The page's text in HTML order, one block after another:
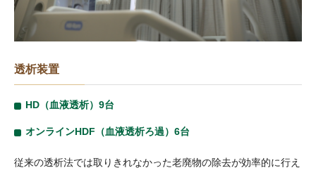
透析装置
HD（血液透析）9台
オンラインHDF（血液透析ろ過）6台
従来の透析法では取りきれなかった老廃物の除去が効率的に行え